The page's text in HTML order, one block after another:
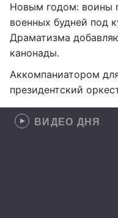
Новым годом: воины
военных будней под
Драматизма
канонады.
Аккомпаниатором
президентский
ВИДЕО ДНЯ